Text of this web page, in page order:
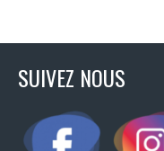
SUIVEZ NOUS